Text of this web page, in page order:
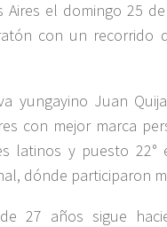
Aires el domingo 25
con un recorrido
yungayino Juan
con mejor marca
latinos y puesto
dónde participaron
27 años sigue